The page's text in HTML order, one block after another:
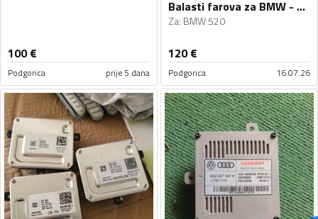
100€
Podgorica prije 5 dana
Balasti farova za BMW - 520 - 2010-2016
Za: BMW 520
120€
Podgorica 16.07.26